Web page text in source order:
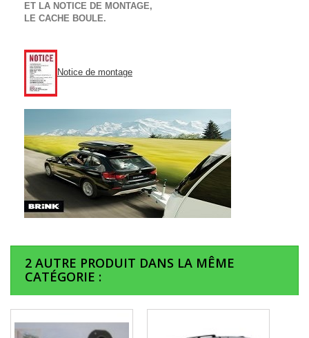
ET LA NOTICE DE MONTAGE,
LE CACHE BOULE.
Notice de montage
2 AUTRE PRODUIT DANS LA MÊME
CATÉGORIE :